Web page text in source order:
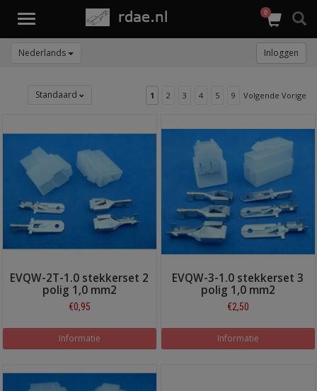
Toggle
0
Nederlands Inloggen
Standaard 1 2 3 4 5 9 Volgende Vorige
EVQW-2T-1.0 stekkerset 2
polig 1,0 mm2
€0,95
Informatie
EVQW-3-1.0 stekkerset 3
polig 1,0 mm2
€2,50
Informatie